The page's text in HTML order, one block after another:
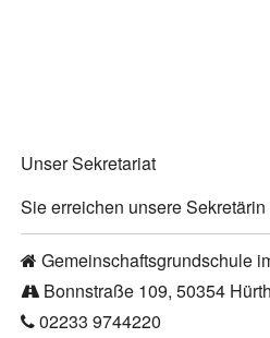
Unser Sekretariat
Sie erreichen unsere
Gemeinschaftsgrundschule
Bonnstraße 109, 50354 Hürth
02233 9744220